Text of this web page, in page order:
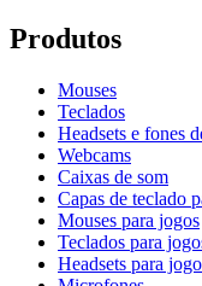
Produtos
Mouses
Teclados
Headsets e fones
Webcams
Caixas de som
Capas de teclado
Mouses para jogos
Teclados para
Headsets para